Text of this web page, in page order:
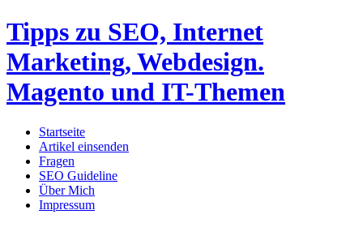
Tipps zu SEO, Internet
Marketing, Webdesign.
Magento und IT-Themen
Startseite
Artikel einsenden
Fragen
SEO Guideline
Über Mich
Impressum